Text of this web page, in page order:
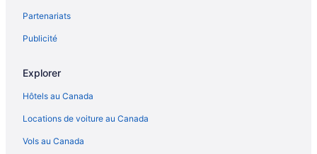
Partenariats
Publicité
Explorer
Hôtels au Canada
Locations de voiture au Canada
Vols au Canada